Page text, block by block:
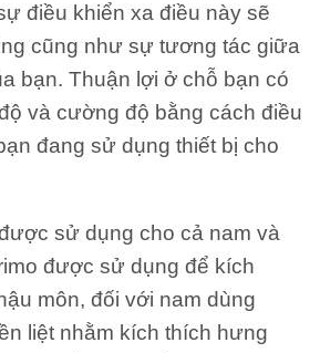
điều khiển xa điều này sẽ
cũng như sự tương tác giữa
bạn. Thuận lợi ở chỗ bạn có
và cường độ bằng cách điều
đang sử dụng thiết bị cho
sử dụng cho cả nam và
được sử dụng để kích
môn, đối với nam dùng
liệt nhằm kích thích hưng